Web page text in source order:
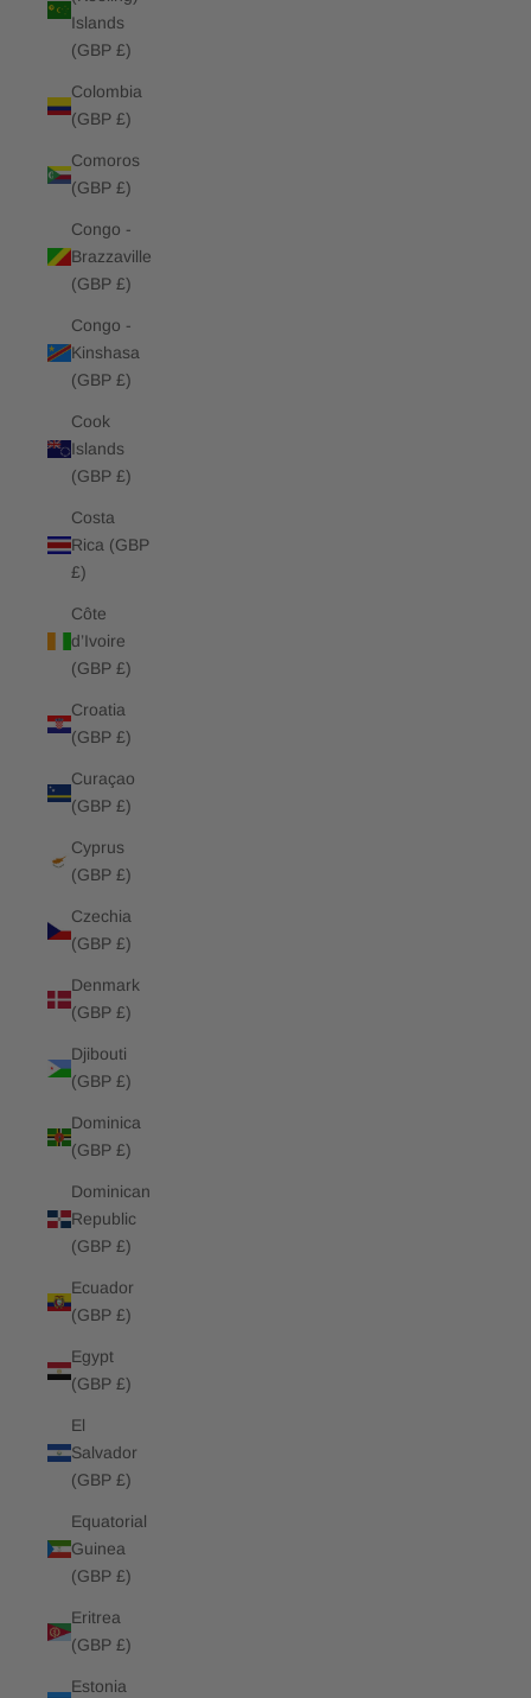
Islands
(GBP £)
Colombia
(GBP £)
Comoros
(GBP £)
Congo -
Brazzaville
(GBP £)
Congo -
Kinshasa
(GBP £)
Cook
Islands
(GBP £)
Costa
Rica (GBP
£)
Côte
d’Ivoire
(GBP £)
Croatia
(GBP £)
Curaçao
(GBP £)
Cyprus
(GBP £)
Czechia
(GBP £)
Denmark
(GBP £)
Djibouti
(GBP £)
Dominica
(GBP £)
Dominican
Republic
(GBP £)
Ecuador
(GBP £)
Egypt
(GBP £)
El
Salvador
(GBP £)
Equatorial
Guinea
(GBP £)
Eritrea
(GBP £)
Estonia